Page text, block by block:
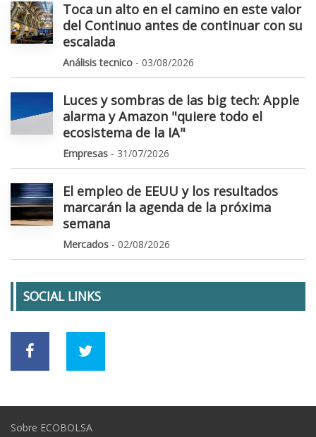
Toca un alto en el camino en este valor
del Continuo antes de continuar con su
escalada
Análisis tecnico - 03/08/2026
Luces y sombras de las big tech: Apple
alarma y Amazon "quiere todo el
ecosistema de la IA"
Empresas - 31/07/2026
El empleo de EEUU y los resultados
marcarán la agenda de la próxima
semana
Mercados - 02/08/2026
SOCIAL LINKS
Sobre ECOBOLSA